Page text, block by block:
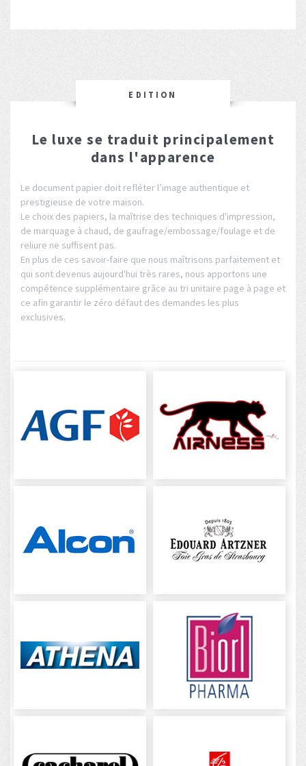
EDITION
Le luxe se traduit principalement
dans l'apparence
Le document papier doit refléter l’image authentique et
prestigieuse de votre maison.
Le choix des papiers, la maîtrise des techniques d'impression,
de marquage à chaud, de gaufrage/embossage/foulage et de
reliure ne suffisent pas.
En plus de ces savoir-faire que nous maîtrisons parfaitement et
qui sont devenus aujourd'hui très rares, nous apportons une
compétence supplémentaire grâce au tri unitaire page à page et
ce afin garantir le zéro défaut des demandes les plus
exclusives.